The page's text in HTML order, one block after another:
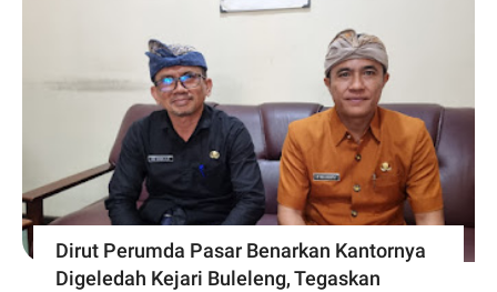
Dirut Perumda Pasar Benarkan Kantornya
Digeledah Kejari Buleleng, Tegaskan